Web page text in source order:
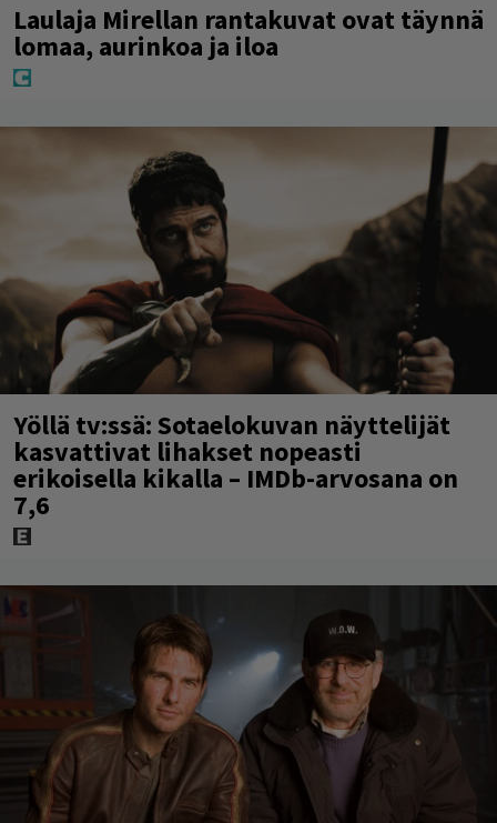
Laulaja Mirellan rantakuvat ovat täynnä
lomaa, aurinkoa ja iloa
Yöllä tv:ssä: Sotaelokuvan näyttelijät
kasvattivat lihakset nopeasti
erikoisella kikalla – IMDb-arvosana on
7,6